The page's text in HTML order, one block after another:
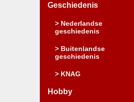
Geschiedenis
> Nederlandse
geschiedenis
> Buitenlandse
geschiedenis
> KNAG
Hobby